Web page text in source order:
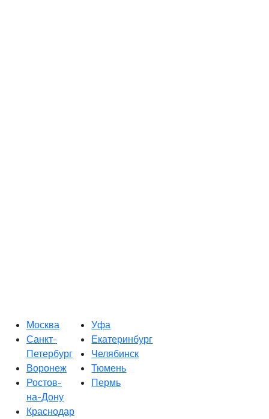
Москва
Санкт-
Петербург
Воронеж
Ростов-
на-Дону
Краснодар
Уфа
Екатеринбург
Челябинск
Тюмень
Пермь